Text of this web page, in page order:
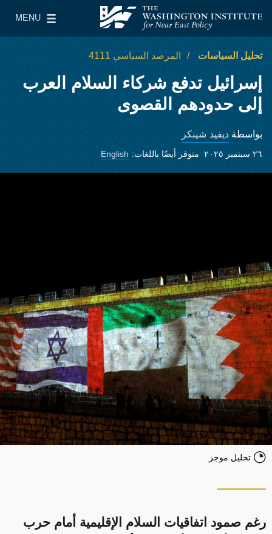
معهد واشنطن لسياسات الشرق الأدنى
MENU
Main Menu
تحليل السياسات المرصد السياسي 4111
إسرائيل تدفع شركاء السلام العرب
إلى حدودهم القصوى
بواسطة ديفيد شينكر
٢٦ سبتمبر ٢٠٢٥ متوفر أيضًا باللغات: English
تحليل موجز
رغم صمود اتفاقيات السلام الإقليمية أمام حرب